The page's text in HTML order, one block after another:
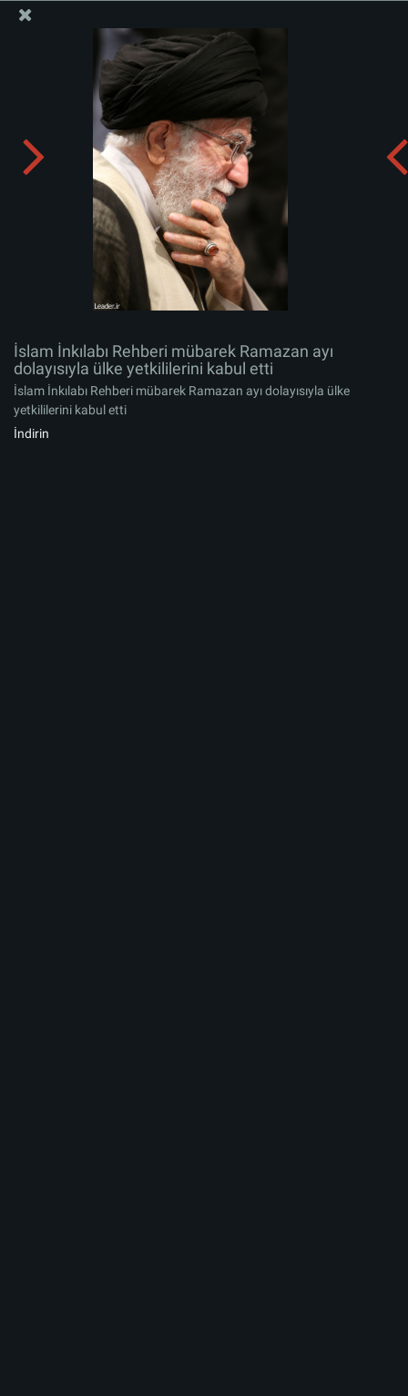
İslam İnkılabı Rehberi Bürosu Resmi Sitesi
İslam İnkılabı Rehberi mübarek Ramazan ayı dolayısıyla
ülke yetkililerini kabul etti
İslam İnkılabı Rehberi mübarek Ramazan ayı
dolayısıyla ülke yetkililerini kabul etti
İslam İnkılabı Rehberi mübarek Ramazan ayı dolayısıyla ülke
yetkililerini kabul etti
İndirin